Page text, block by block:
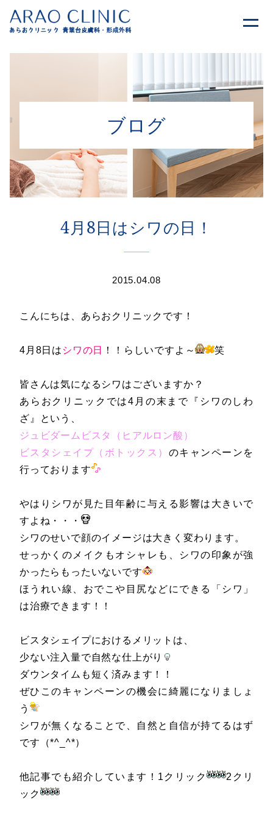
ブログ
4月8日はシワの日！
2015.04.08
こんにちは、あらおクリニックです！
4月8日は シワの日 ！！らしいですよ～ 笑
皆さんは気になるシワはございますか？
あらおクリニックでは4月の末まで『シワのしわ
ざ』という、
ジュビダームビスタ（ヒアルロン酸）
ビスタシェイプ（ボトックス） のキャンペーンを
行っております
やはりシワが見た目年齢に与える影響は大きいで
すよね・・・
シワのせいで顔のイメージは大きく変わります。
せっかくのメイクもオシャレも、シワの印象が強
かったらもったいないです
ほうれい線、おでこや目尻などにできる「シワ」
は治療できます！！
ビスタシェイプにおけるメリットは、
少ない注入量で自然な仕上がり
ダウンタイムも短く済みます！！
ぜひこのキャンペーンの機会に綺麗になりましょ
う
シワが無くなることで、自然と自信が持てるはず
です（*^_^*）
他記事でも紹介しています！1 クリック 2 クリ
ック